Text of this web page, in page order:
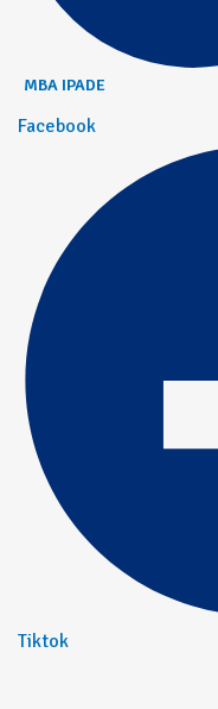
MBA IPADE
Facebook
Tiktok